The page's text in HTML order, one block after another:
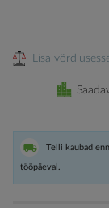
Lisa
Telli kaubad
tööpäeval.